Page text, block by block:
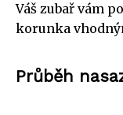
Váš zubař vám
korunka
Průběh